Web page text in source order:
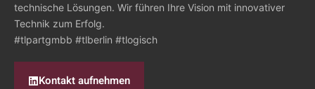
technische Lösungen. Wir führen Ihre Vision mit innovativer
Technik zum Erfolg.
#tlpartgmbb #tlberlin #tlogisch
Kontakt aufnehmen